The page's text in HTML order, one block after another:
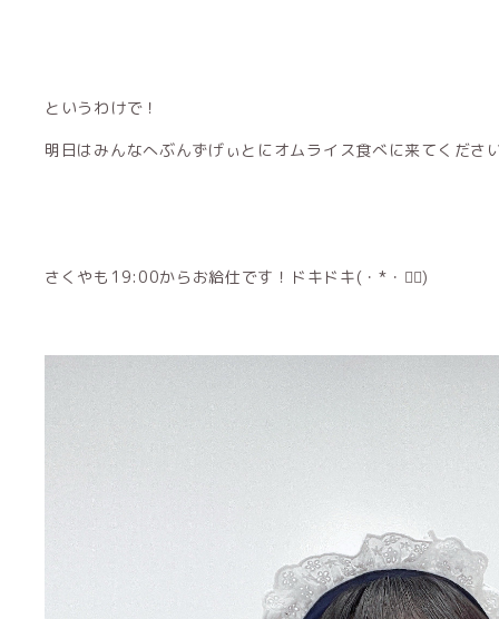
というわけで！
さくやも19:00からお給仕です！ドキドキ(・*・♡⃜)